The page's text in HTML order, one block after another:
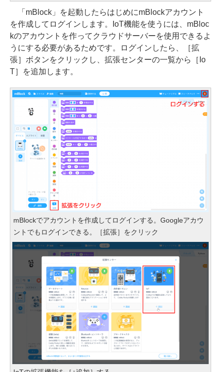
「mBlock」を起動したらはじめにmBlockアカウント
を作成してログインします。IoT機能を使うには、mBloc
kのアカウントを作ってクラウドサーバーを使用できるよ
うにする必要があるためです。ログインしたら、［拡
張］ボタンをクリックし、拡張センターの一覧から［Io
T］を追加します。
mBlockでアカウントを作成してログインする。Googleアカウ
ントでもログインできる。［拡張］をクリック